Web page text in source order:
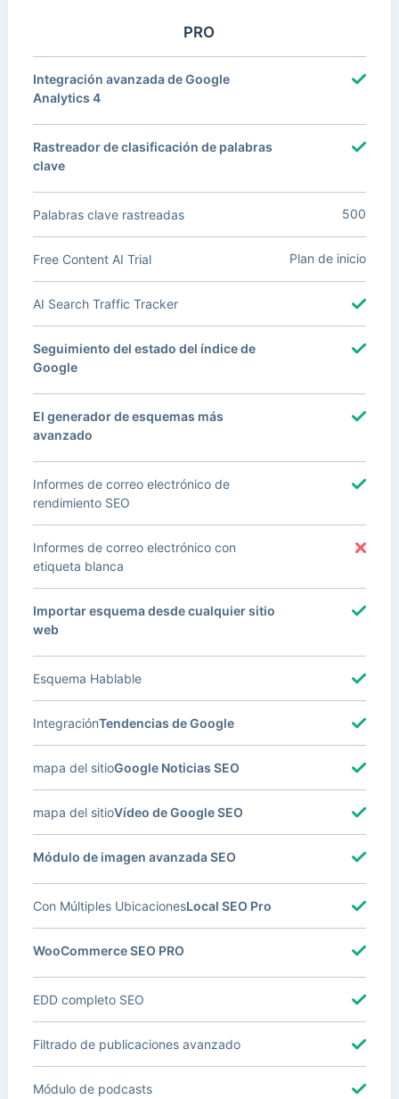
PRO
Integración avanzada de Google
Analytics 4
Rastreador de clasificación de palabras
clave
Palabras clave rastreadas 500
Free Content AI Trial Plan de inicio
AI Search Traffic Tracker
Seguimiento del estado del índice de
Google
El generador de esquemas más
avanzado
Informes de correo electrónico de
rendimiento SEO
Informes de correo electrónico con
etiqueta blanca
Importar esquema desde cualquier sitio
web
Esquema Hablable
Tendencias de Google
Integración
Google Noticias SEO
mapa del sitio
Vídeo de Google SEO
mapa del sitio
Módulo de imagen avanzada SEO
Local SEO Pro
Con Múltiples Ubicaciones
WooCommerce SEO PRO
EDD completo SEO
Filtrado de publicaciones avanzado
Módulo de podcasts